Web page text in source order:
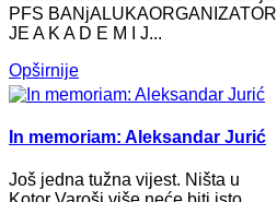
PFS BANjALUKAORGANIZATOR
JE A K A D E M I J...
Opširnije
In memoriam: Aleksandar Jurić
Još jedna tužna vijest. Ništa u